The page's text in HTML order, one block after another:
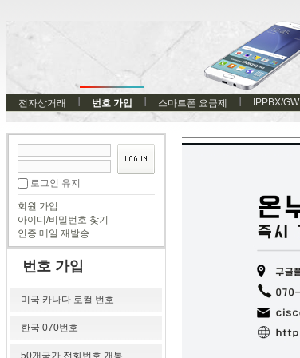
전자상거래 번호 가입 스마트폰 요금제 IPPBX/GW
로그인 유지
회원 가입
아이디/비밀번호 찾기
인증 메일 재발송
번호 가입
미국 카나다 로컬 번호
한국 070번호
50개국가 전화번호 개통